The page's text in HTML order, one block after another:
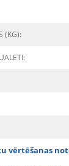
(KG):
vērtēšanas